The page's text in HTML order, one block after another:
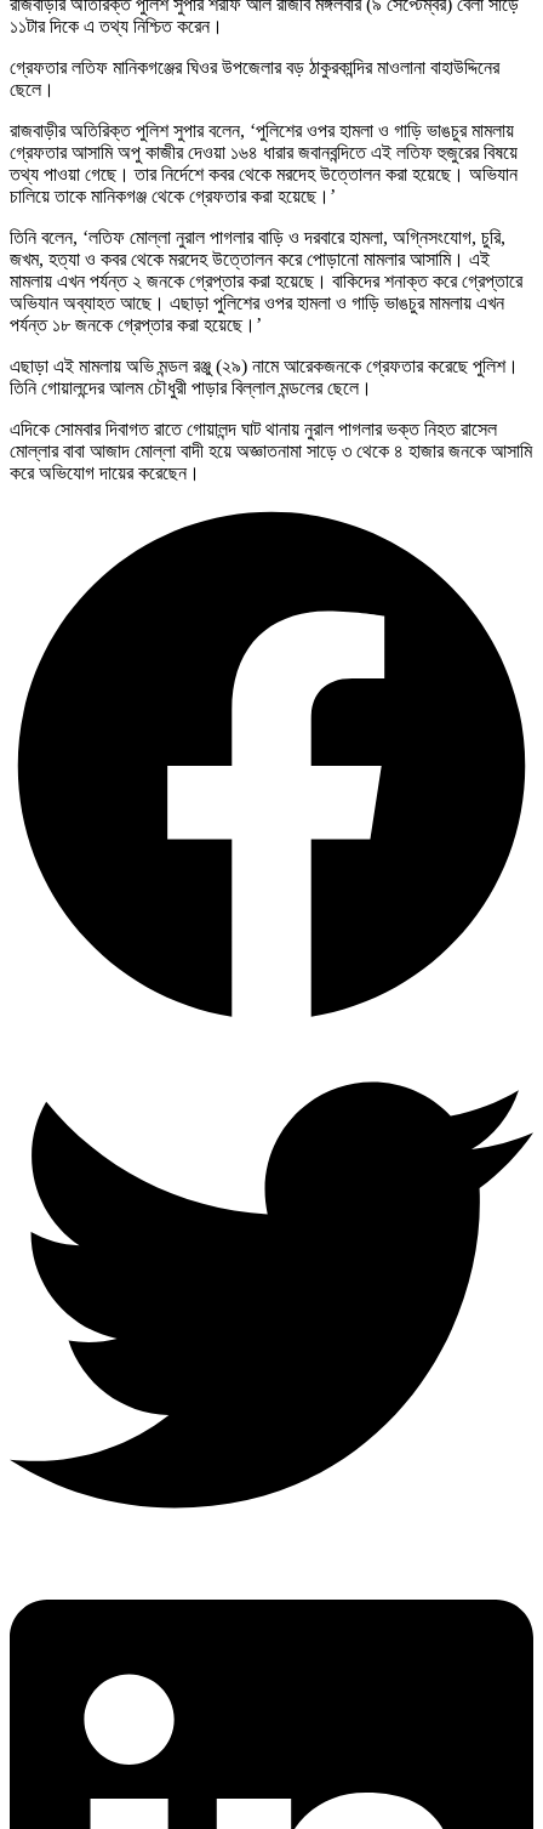
রাজবাড়ীর অতিরিক্ত পুলিশ সুপার শরীফ আল রাজীব মঙ্গলবার (৯ সেপ্টেম্বর) বেলা সাড়ে
১১টার দিকে এ তথ্য নিশ্চিত করেন।
গ্রেফতার লতিফ মানিকগঞ্জের ঘিওর উপজেলার বড় ঠাকুরকান্দির মাওলানা বাহাউদ্দিনের
ছেলে।
রাজবাড়ীর অতিরিক্ত পুলিশ সুপার বলেন, ‘পুলিশের ওপর হামলা ও গাড়ি ভাঙচুর মামলায়
গ্রেফতার আসামি অপু কাজীর দেওয়া ১৬৪ ধারার জবানবন্দিতে এই লতিফ হুজুরের বিষয়ে
তথ্য পাওয়া গেছে। তার নির্দেশে কবর থেকে মরদেহ উত্তোলন করা হয়েছে। অভিযান
চালিয়ে তাকে মানিকগঞ্জ থেকে গ্রেফতার করা হয়েছে।’
তিনি বলেন, ‘লতিফ মোল্লা নুরাল পাগলার বাড়ি ও দরবারে হামলা, অগ্নিসংযোগ, চুরি,
জখম, হত্যা ও কবর থেকে মরদেহ উত্তোলন করে পোড়ানো মামলার আসামি। এই
মামলায় এখন পর্যন্ত ২ জনকে গ্রেপ্তার করা হয়েছে। বাকিদের শনাক্ত করে গ্রেপ্তারে
অভিযান অব্যাহত আছে। এছাড়া পুলিশের ওপর হামলা ও গাড়ি ভাঙচুর মামলায় এখন
পর্যন্ত ১৮ জনকে গ্রেপ্তার করা হয়েছে।’
এছাড়া এই মামলায় অভি মন্ডল রঞ্জু (২৯) নামে আরেকজনকে গ্রেফতার করেছে পুলিশ।
তিনি গোয়ালন্দের আলম চৌধুরী পাড়ার বিল্লাল মন্ডলের ছেলে।
এদিকে সোমবার দিবাগত রাতে গোয়ালন্দ ঘাট থানায় নুরাল পাগলার ভক্ত নিহত রাসেল
মোল্লার বাবা আজাদ মোল্লা বাদী হয়ে অজ্ঞাতনামা সাড়ে ৩ থেকে ৪ হাজার জনকে আসামি
করে অভিযোগ দায়ের করেছেন।